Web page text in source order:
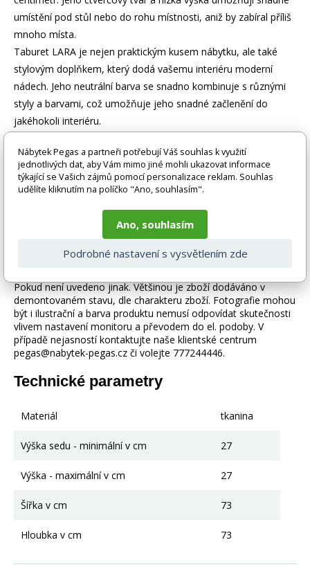
umístění pod stůl nebo do rohu místnosti, aniž by zabíral příliš
mnoho místa.
Taburet LARA je nejen praktickým kusem nábytku, ale také
stylovým doplňkem, který dodá vašemu interiéru moderní
nádech. Jeho neutrální barva se snadno kombinuje s různými
styly a barvami, což umožňuje jeho snadné začlenění do
jakéhokoli interiéru.
nebo dokonce jako odkládací plochu pro knihy či dekorace.
Jeho všestrannost a funkčnost z něj činí ideální volbu pro
každou domácnost.
Investujte do kvality a stylu s taburetem LARA, a užijte si
pohodlí a eleganci, kterou přináší do vašeho domova.
Zboží je dodáváno bez doplňků a dekorací (např. textilních
Pokud není uvedeno jinak. Většinou je zboží dodáváno v
demontovaném stavu, dle charakteru zboží. Fotografie mohou
být i ilustrační a barva produktu nemusí odpovídat skutečnosti
vlivem nastavení monitoru a převodem do el. podoby. V
případě nejasností kontaktujte naše klientské centrum
pegas@nabytek-pegas.cz či volejte 777244446.
Technické parametry
Materiál tkanina
Výška sedu - minimální v cm 27
Výška - maximální v cm 27
Šířka v cm 73
Hloubka v cm 73
Nábytek Pegas a partneři potřebují Váš souhlas k využití
jednotlivých dat, aby Vám mimo jiné mohli ukazovat informace
týkající se Vašich zájmů pomocí personalizace reklam. Souhlas
udělíte kliknutím na políčko "Ano, souhlasím".
Ano, souhlasím
Podrobné nastavení s vysvětlením zde